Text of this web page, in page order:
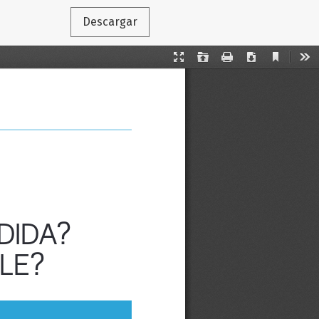
Descargar